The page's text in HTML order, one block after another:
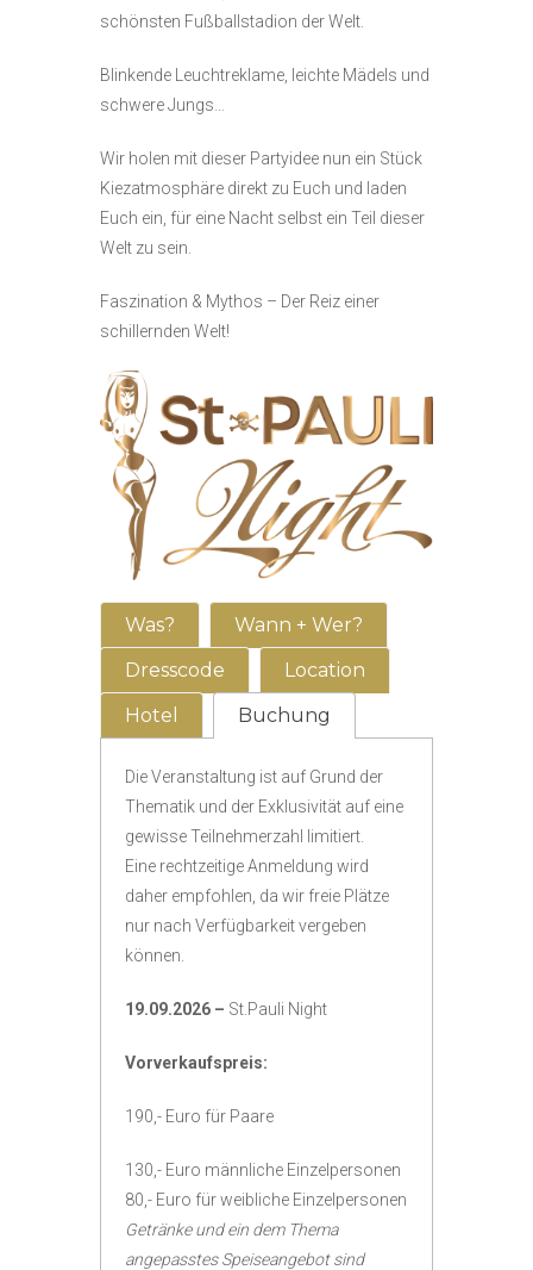
schönsten Fußballstadion der Welt.
Blinkende Leuchtreklame, leichte Mädels und
schwere Jungs…
Wir holen mit dieser Partyidee nun ein Stück
Kiezatmosphäre direkt zu Euch und laden
Euch ein, für eine Nacht selbst ein Teil dieser
Welt zu sein.
Faszination & Mythos – Der Reiz einer
schillernden Welt!
Was?
Wann + Wer?
Dresscode
Location
Hotel
Buchung
Die Veranstaltung ist auf Grund der
Thematik und der Exklusivität auf eine
gewisse Teilnehmerzahl limitiert.
Eine rechtzeitige Anmeldung wird
daher empfohlen, da wir freie Plätze
nur nach Verfügbarkeit vergeben
können.
19.09.2026 – St.Pauli Night
Vorverkaufspreis:
190,- Euro für Paare
130,- Euro männliche Einzelpersonen
80,- Euro für weibliche Einzelpersonen
Getränke und ein dem Thema
angepasstes Speiseangebot sind